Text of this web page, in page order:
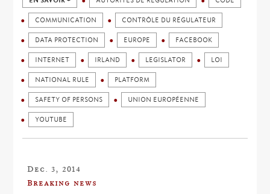
COMMUNICATION CONTRÔLE DU RÉGULATEUR
DATA PROTECTION EUROPE FACEBOOK
INTERNET IRLAND LEGISLATOR LOI
NATIONAL RULE PLATFORM
SAFETY OF PERSONS UNION EUROPÉENNE
YOUTUBE
Dec. 3, 2014
Breaking news